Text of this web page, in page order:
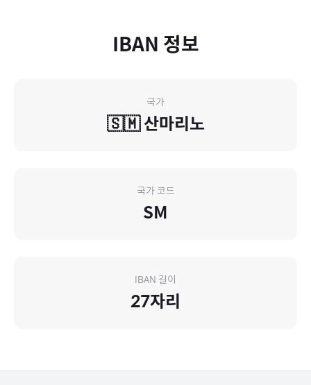
IBAN 정보
국가
🇸🇲 산마리노
국가 코드
SM
IBAN 길이
27자리